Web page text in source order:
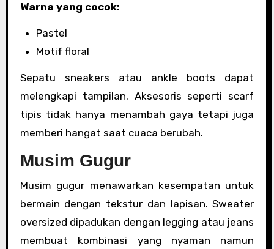
Warna yang cocok:
Pastel
Motif floral
Sepatu sneakers atau ankle boots dapat
melengkapi tampilan. Aksesoris seperti scarf
tipis tidak hanya menambah gaya tetapi juga
memberi hangat saat cuaca berubah.
Musim Gugur
Musim gugur menawarkan kesempatan untuk
bermain dengan tekstur dan lapisan. Sweater
oversized dipadukan dengan legging atau jeans
membuat kombinasi yang nyaman namun